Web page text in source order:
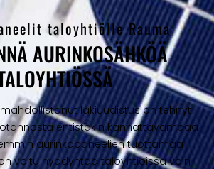
taloyhtiölle Rauma
AURINKOSÄHKÖÄ
lakiuudistus on tehnyt
entistäkin kannattavampaa
aurinkopaneelien tuottamaa
voitu hyödyntää taloyhtiöissä vain